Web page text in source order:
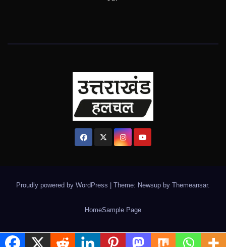
Proudly powered by WordPress Theme: Newsup by Themeansar.
HomeSample Page